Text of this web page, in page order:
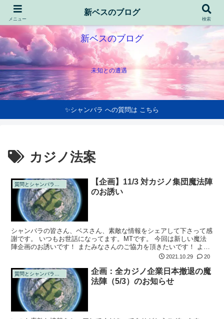
新ベスのブログ
未知との遭遇
✨シャンバラ への質問は こちら
カジノ法案
【企画】11/3 対カジノ集団魔法陣
のお誘い
シャンバラの皆さん、ベスさん、素敵な情報をシェアして下さって感
謝です。 いつもお世話になってます。MTです。 今回は新しい魔法
陣企画のお誘いです！ またみなさんのご協力を頂きたいです！ よろ
しくお願いします！^ ^ 以下の流れは、シャンバラの方々と相談した
2021.10.29 20
質問とシャンバラの回答
企画：全カジノ企業日本撤退の魔
法陣（5/3）のお知らせ
メニュー
新ベスのブログ
検索